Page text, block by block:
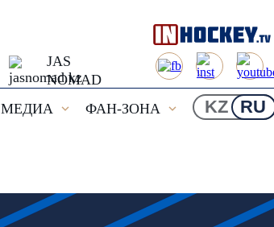
JAS
NOMAD
МЕДИА ФАН-ЗОНА KZ RU